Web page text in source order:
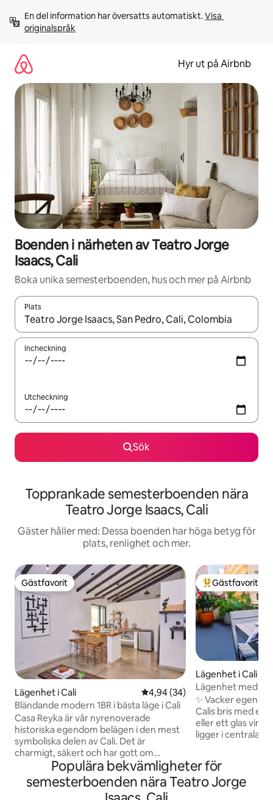
innehåll
En del information har översatts automatiskt. Visa
originalspråk
Hyr ut på Airbnb
Boenden i närheten av Teatro Jorge
Isaacs, Cali
Boka unika semesterboenden, hus och mer på Airbnb
Plats
När resultaten är tillgängliga kan du navigera med upp- och
Incheckning
Utcheckning
Sök
Topprankade semesterboenden nära
Teatro Jorge Isaacs, Cali
Gäster håller med: Dessa boenden har höga betyg för
plats, renlighet och mer.
Gästfavorit
Gästfavorit
Lägenhet i Cali 4,94 av 5 i genomsnittligt
4,94 (34)
Bländande modern 1BR i bästa läge i Cali
Casa Reyka är vår nyrenoverade
historiska egendom belägen i den mest
symboliska delen av Cali. Det är
charmigt, säkert och har gott om
personlighet. Vårt uppdrag under
renoveringen var att presentera det
förflutna som kontaktpunkt. Du hittar
Populär
Gästfavorit
Lägenhet i Cali
Lägenhet med
Bulevar del Río
✨ Vacker egen
Calis bris med ett
eller ett glas vin
ligger i centrala
utforska staden
arbetsresor. 🎉
del Sabor
lokal atmosfär
Populära bekvämligheter för
semesterboenden nära Teatro Jorge